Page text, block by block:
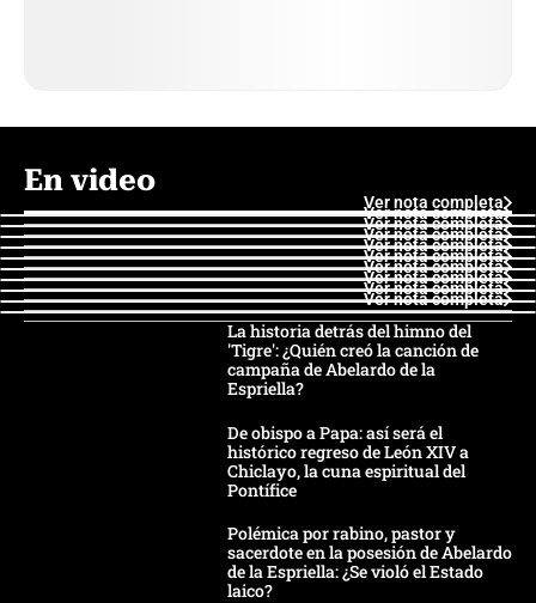
En video
Ver nota completa
Ver nota completa
Ver nota completa
Ver nota completa
Ver nota completa
Ver nota completa
Ver nota completa
Ver nota completa
Ver nota completa
Ver nota completa
La historia detrás del himno del
'Tigre': ¿Quién creó la canción de
campaña de Abelardo de la
Espriella?
De obispo a Papa: así será el
histórico regreso de León XIV a
Chiclayo, la cuna espiritual del
Pontífice
Polémica por rabino, pastor y
sacerdote en la posesión de Abelardo
de la Espriella: ¿Se violó el Estado
laico?